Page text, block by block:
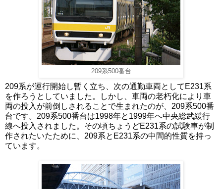
209系500番台
209系が運行開始し暫く立ち、次の通勤車両としてE231系
を作ろうとしていました。しかし、車両の老朽化により車
両の投入が前倒しされることで生まれたのが、209系500番
台です。209系500番台は1998年と1999年へ中央総武緩行
線へ投入されました。その頃ちょうどE231系の試験車が制
作されたいたために、209系とE231系の中間的性質を持っ
ています。